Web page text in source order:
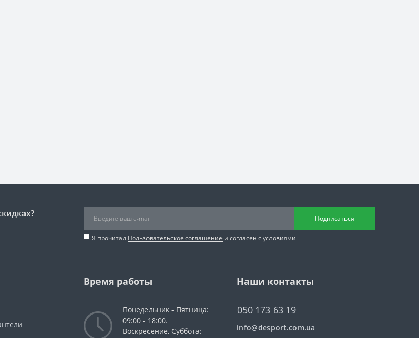
Подписаться
Я прочитал Пользовательское соглашение и согласен с условиями
Время работы
Понедельник - Пятница:
09:00 - 18:00.
Воскресение, Суббота:
Наши контакты
050 173 63 19
info@desport.com.ua